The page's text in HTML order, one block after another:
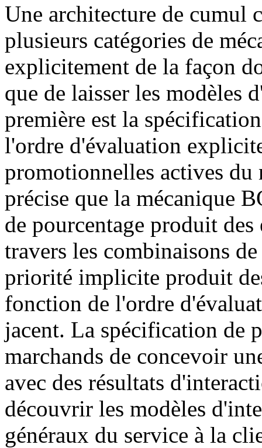
Une architecture de cumul
plusieurs catégories de
explicitement de la façon
que de laisser les modèles
première est la
l'ordre d'évaluation
promotionnelles actives du
précise que la mécanique
de pourcentage produit
travers les combinaisons
priorité implicite produit
fonction de l'ordre
jacent. La spécification de
marchands de concevoir
avec des résultats
découvrir les modèles
généraux du service à la